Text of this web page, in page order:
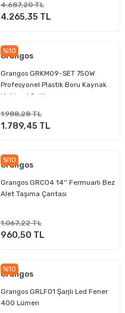
4.687,20 TL
4.265,35 TL
%10
Grangos
Grangos GRKM09-SET 750W
Profesyonel Plastik Boru Kaynak
Makinesi Setli
1.988,28 TL
1.789,45 TL
%10
Grangos
Grangos GRC04 14'' Fermuarlı Bez
Alet Taşıma Çantası
1.067,22 TL
960,50 TL
%10
Grangos
Grangos GRLF01 Şarjlı Led Fener
400 Lümen